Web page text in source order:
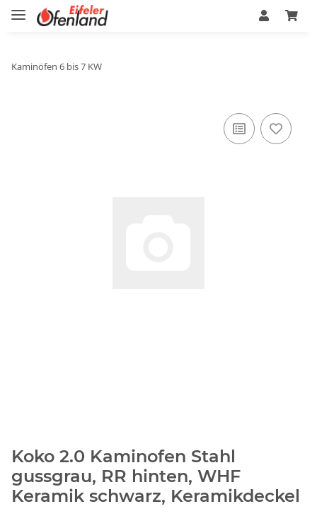
Kaminöfen 6 bis 7 KW
Koko 2.0 Kaminofen Stahl
gussgrau, RR hinten, WHF
Keramik schwarz, Keramikdeckel